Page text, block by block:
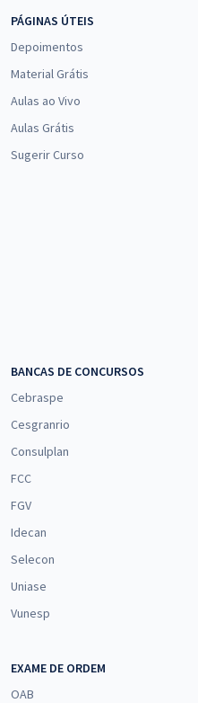
PÁGINAS ÚTEIS
Depoimentos
Material Grátis
Aulas ao Vivo
Aulas Grátis
Sugerir Curso
BANCAS DE CONCURSOS
Cebraspe
Cesgranrio
Consulplan
FCC
FGV
Idecan
Selecon
Uniase
Vunesp
EXAME DE ORDEM
OAB